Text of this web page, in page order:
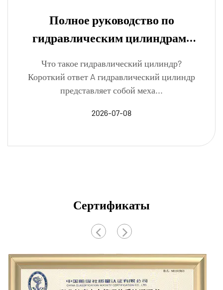
Полное руководство по
гидравлическим цилиндрам:
характеристики
Что такое гидравлический цилиндр?
Короткий ответ A гидравлический цилиндр
представляет собой меха...
2026-07-08
Сертификаты